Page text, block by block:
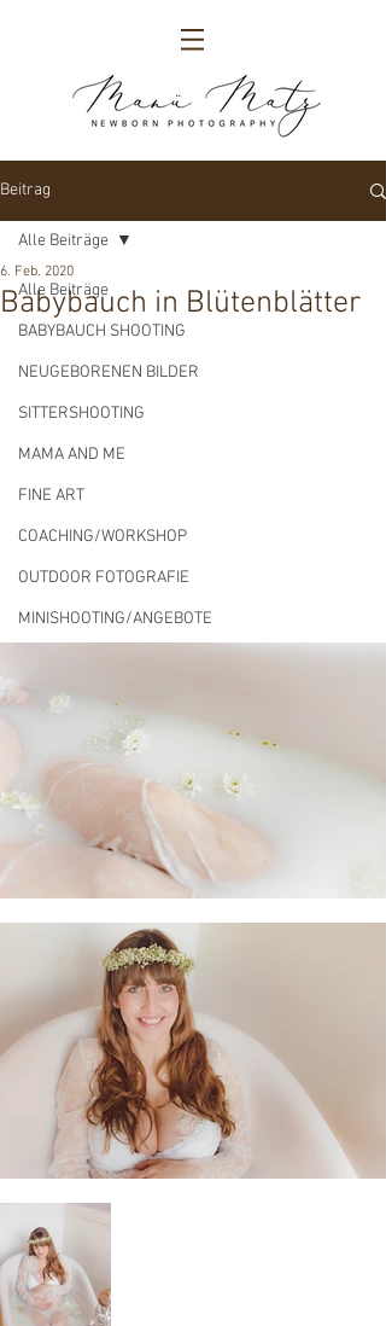
Beitrag
Alle Beiträge
BABYBAUCH SHOOTING
NEUGEBORENEN BILDER
SITTERSHOOTING
MAMA AND ME
FINE ART
COACHING/WORKSHOP
OUTDOOR FOTOGRAFIE
MINISHOOTING/ANGEBOTE
Alle Beiträge
Babybauch in Blütenblätter
6. Feb. 2020